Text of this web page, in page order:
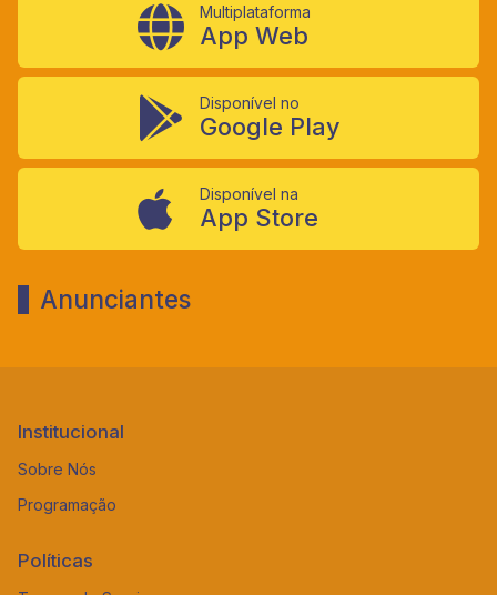
Multiplataforma
App Web
Disponível no
Google Play
Disponível na
App Store
Anunciantes
Institucional
Sobre Nós
Programação
Políticas